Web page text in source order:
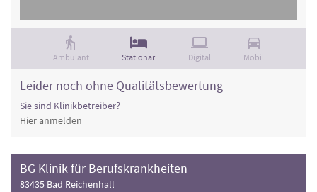
Ambulant Stationär Digital Mobil
Leider noch ohne Qualitätsbewertung
Sie sind Klinikbetreiber?
Hier anmelden
BG Klinik für Berufskrankheiten
83435 Bad Reichenhall